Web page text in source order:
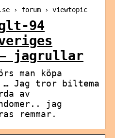
› forum › viewtopic
glt-94
– jagrullar
man köpa
… Jag tror biltema
av
jag
remmar.